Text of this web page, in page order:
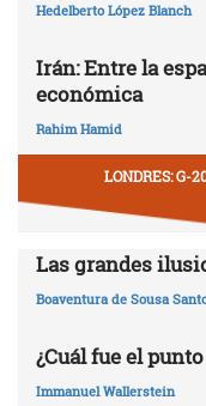
Hedelberto López Blanch
Irán: Entre la
económica
Rahim Hamid
LONDRES: G-
Las grandes
Boaventura de Sousa
¿Cuál fue el
Immanuel Wallerstein